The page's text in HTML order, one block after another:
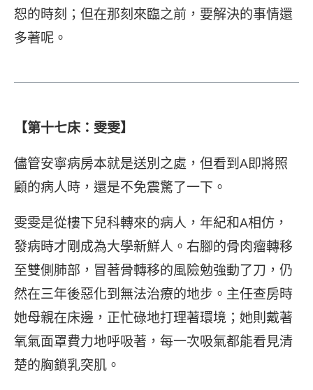
恕的時刻；但在那刻來臨之前，要解決的事情還
多著呢。
【第十七床：雯雯】
儘管安寧病房本就是送別之處，但看到A即將照
顧的病人時，還是不免震驚了一下。
雯雯是從樓下兒科轉來的病人，年紀和A相仿，
發病時才剛成為大學新鮮人。右腳的骨肉瘤轉移
至雙側肺部，冒著骨轉移的風險勉強動了刀，仍
然在三年後惡化到無法治療的地步。主任查房時
她母親在床邊，正忙碌地打理著環境；她則戴著
氧氣面罩費力地呼吸著，每一次吸氣都能看見清
楚的胸鎖乳突肌。